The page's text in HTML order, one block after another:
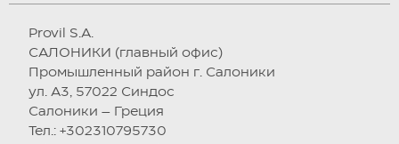
Provil S.A.
САЛОНИКИ (главный офис)
Промышленный район г. Салоники
ул. А3, 57022 Синдос
Салоники – Греция
Тел.: +302310795730